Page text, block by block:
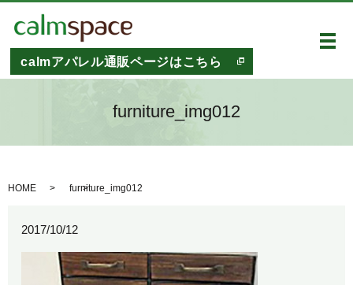
calmアパレル通販ページはこちら
メ
furniture_img012
HOME furniture_img012
2017/10/12